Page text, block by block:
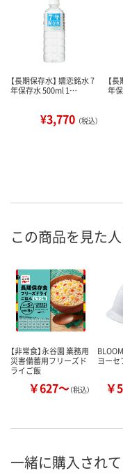
【長期保存水】 嬬恋銘水 7
年保存水 500ml 1…
¥3,770 （税込）
【
年
この商品を見た
【非常食】永谷園 業務用
災害備蓄用フリーズド
ライご飯
￥627～（税込）
ヨーセ
￥
一緒に購入され